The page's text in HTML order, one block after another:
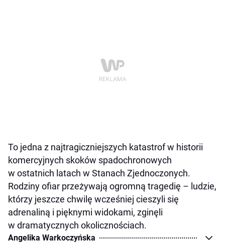
To jedna z najtragiczniejszych katastrof w historii
komercyjnych skoków spadochronowych
w ostatnich latach w Stanach Zjednoczonych.
Rodziny ofiar przeżywają ogromną tragedię – ludzie,
którzy jeszcze chwilę wcześniej cieszyli się
adrenaliną i pięknymi widokami, zginęli
w dramatycznych okolicznościach.
Angelika Warkoczyńska